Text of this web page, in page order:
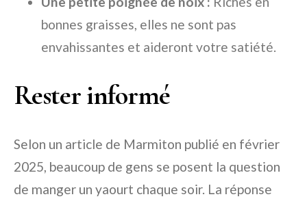
bonnes graisses, elles ne sont pas
envahissantes et aideront votre satiété.
Rester informé
Selon un article de Marmiton publié en février
2025, beaucoup de gens se posent la question
de manger un yaourt chaque soir. La réponse